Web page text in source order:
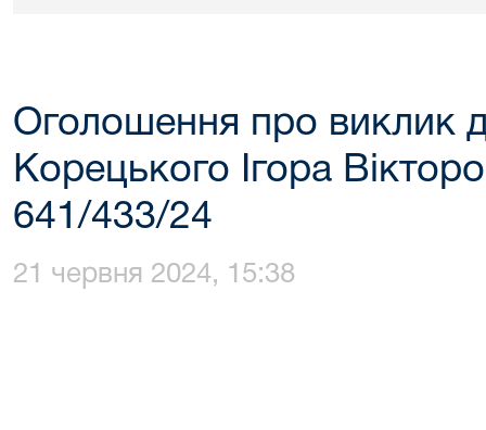
Оголошення про виклик
Корецького Ігора
641/433/24
21 червня 2024, 15:38